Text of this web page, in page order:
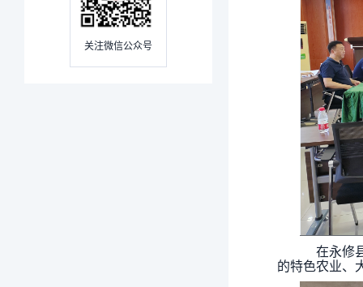
关注微信公众号
在永修
的特色农业、